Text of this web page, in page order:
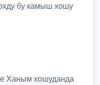
бу камыш хошу
Ханым хошуданда